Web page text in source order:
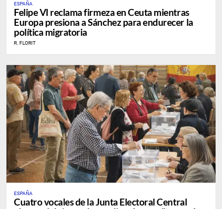
ESPAÑA
Felipe VI reclama firmeza en Ceuta mientras
Europa presiona a Sánchez para endurecer la
política migratoria
R. FLORIT
ESPAÑA
Cuatro vocales de la Junta Electoral Central